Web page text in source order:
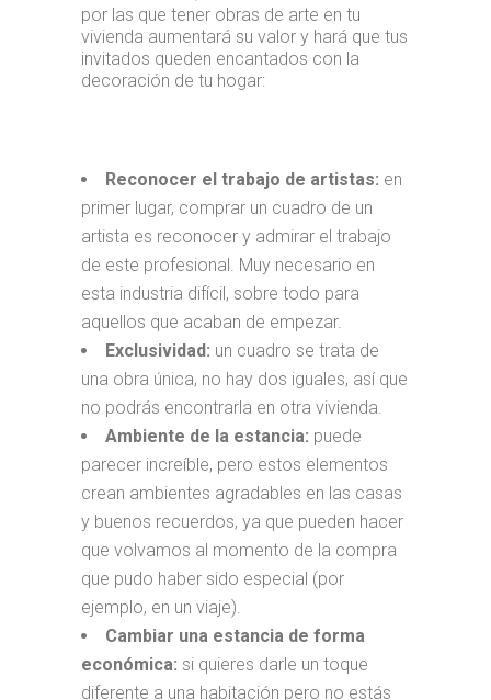
por las que tener obras de arte en tu
vivienda aumentará su valor y hará que tus
invitados queden encantados con la
decoración de tu hogar:
Reconocer el trabajo de artistas: en
primer lugar, comprar un cuadro de un
artista es reconocer y admirar el trabajo
de este profesional. Muy necesario en
esta industria difícil, sobre todo para
aquellos que acaban de empezar.
Exclusividad: un cuadro se trata de
una obra única, no hay dos iguales, así que
no podrás encontrarla en otra vivienda.
Ambiente de la estancia: puede
parecer increíble, pero estos elementos
crean ambientes agradables en las casas
y buenos recuerdos, ya que pueden hacer
que volvamos al momento de la compra
que pudo haber sido especial (por
ejemplo, en un viaje).
Cambiar una estancia de forma
económica: si quieres darle un toque
diferente a una habitación pero no estás